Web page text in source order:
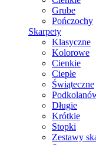
Grube
Pończochy
Skarpety
Klasyczne
Kolorowe
Cienkie
Ciepłe
Świąteczne
Długie
Krótkie
Stopki
Zestawy